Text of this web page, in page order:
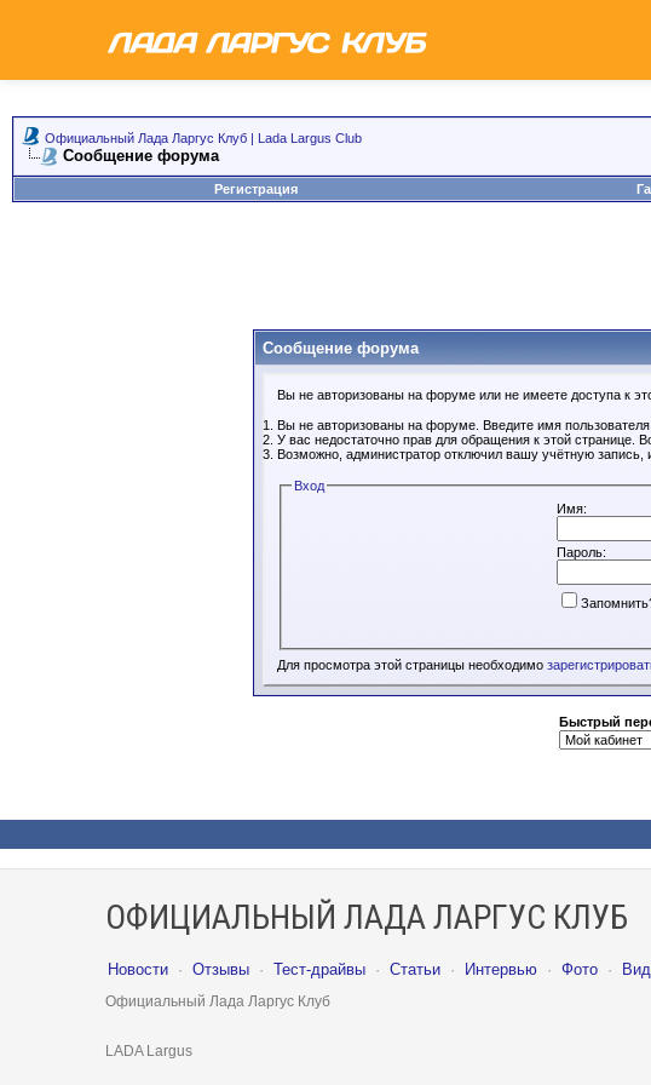
Официальный Лада Ларгус Клуб | Lada Largus Club
Сообщение форума
Регистрация
Сообщение форума
Вы не авторизованы на форуме или не имеете доступа к
Вы не авторизованы на форуме. Введите имя
У вас недостаточно прав для обращения к этой странице.
Возможно, администратор отключил вашу учётную
Вход
Имя:
Пароль:
Для просмотра этой страницы необходимо
Быстрый
ОФИЦИАЛЬНЫЙ ЛАДА ЛАРГУС КЛУБ
Новости · Отзывы · Тест-драйвы · Статьи · Интервью · Фото ·
Официальный Лада Ларгус Клуб
LADA Largus